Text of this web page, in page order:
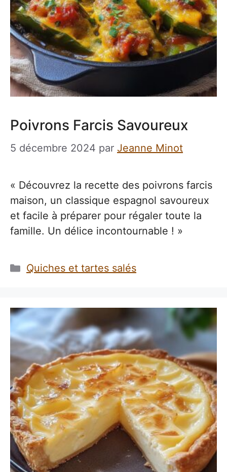
Poivrons Farcis Savoureux
5 décembre 2024 par Jeanne Minot
« Découvrez la recette des poivrons farcis
maison, un classique espagnol savoureux
et facile à préparer pour régaler toute la
famille. Un délice incontournable ! »
Catégories
Quiches et tartes salés